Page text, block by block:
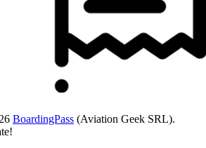
BoardingPass (Aviation Geek SRL).